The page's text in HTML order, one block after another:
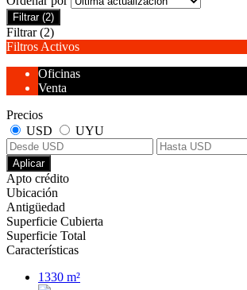
Filtrar (2)
Filtrar (2)
Filtros Activos
Oficinas
Venta
Precios
USD
UYU
Aplicar
Apto crédito
Ubicación
Antigüedad
Superficie Cubierta
Superficie Total
Características
1330 m²